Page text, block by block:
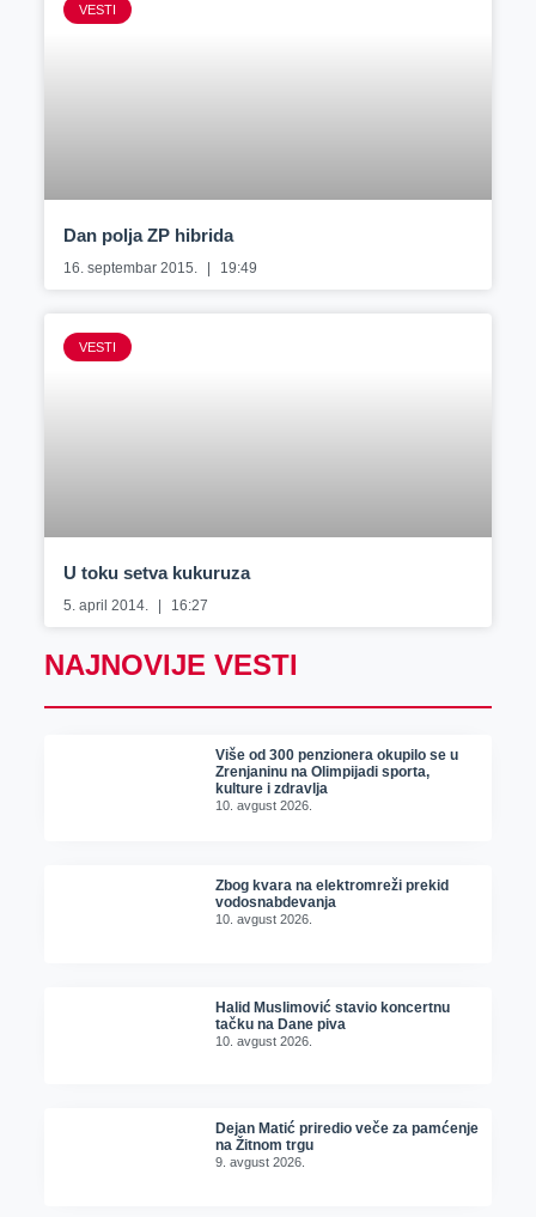
VESTI
Dan polja ZP hibrida
16. septembar 2015. 19:49
VESTI
U toku setva kukuruza
5. april 2014. 16:27
NAJNOVIJE VESTI
Više od 300 penzionera okupilo se u
Zrenjaninu na Olimpijadi sporta,
kulture i zdravlja
10. avgust 2026.
Zbog kvara na elektromreži prekid
vodosnabdevanja
10. avgust 2026.
Halid Muslimović stavio koncertnu
tačku na Dane piva
10. avgust 2026.
Dejan Matić priredio veče za pamćenje
na Žitnom trgu
9. avgust 2026.